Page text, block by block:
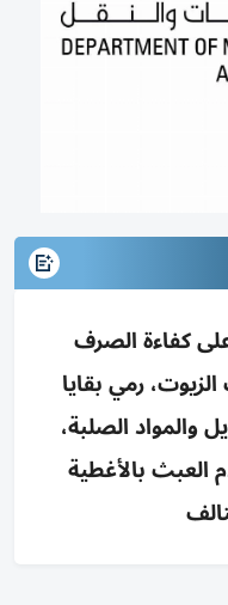
كفاءة الصرف
رمي بقايا
والمواد الصلبة،
بالأغطية